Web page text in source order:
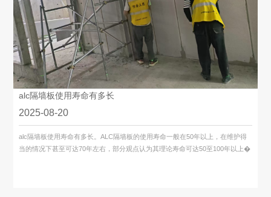
alc隔墙板使用寿命有多长
2025-08-20
alc隔墙板​使用寿命有多长。ALC隔墙板的使用寿命一般在50年以上，在维护得
当的情况下甚至可达70年左右，部分观点认为其理论寿命可达50至100年以上�